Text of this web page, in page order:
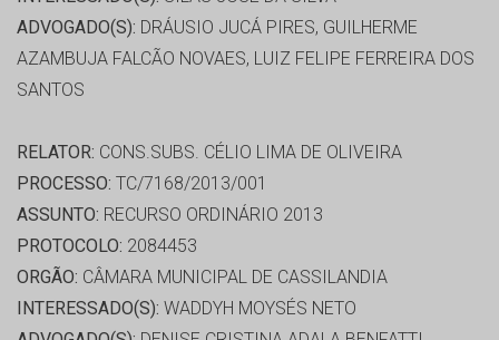
ADVOGADO(S): DRÁUSIO JUCÁ PIRES, GUILHERME
AZAMBUJA FALCÃO NOVAES, LUIZ FELIPE FERREIRA DOS
SANTOS
RELATOR: CONS.SUBS. CÉLIO LIMA DE OLIVEIRA
PROCESSO: TC/7168/2013/001
ASSUNTO: RECURSO ORDINÁRIO 2013
PROTOCOLO: 2084453
ORGÃO: CÂMARA MUNICIPAL DE CASSILANDIA
INTERESSADO(S): WADDYH MOYSÉS NETO